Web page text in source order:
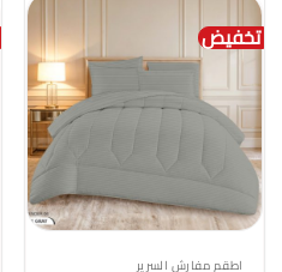
تخفيض
اطقم مفارش السرير